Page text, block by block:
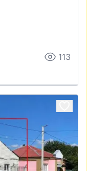
113